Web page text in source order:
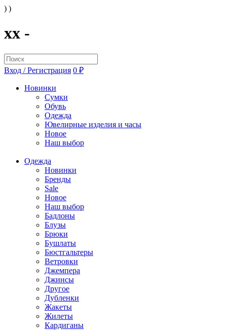
) )
xx -
Вход / Регистрация 0 ₽
Новинки
Сумки
Обувь
Одежда
Ювелирные изделия и часы
Новое
Наш выбор
Одежда
Новинки
Бренды
Sale
Новое
Наш выбор
Бадлоны
Блузы
Брюки
Бушлаты
Бюстгальтеры
Ветровки
Джемпера
Джинсы
Другое
Дубленки
Жакеты
Жилеты
Кардиганы